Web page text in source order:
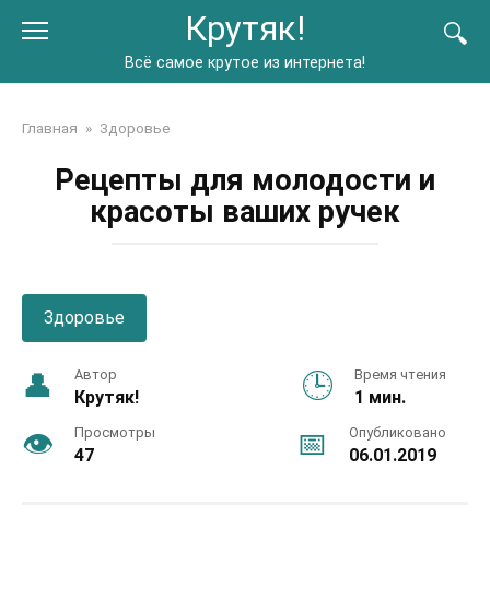
Крутяк!
Всё самое крутое из интернета!
Главная » Здоровье
Рецепты для молодости и
красоты ваших ручек
Здоровье
Автор
Крутяк!
Время чтения
1 мин.
Просмотры
47
Опубликовано
06.01.2019